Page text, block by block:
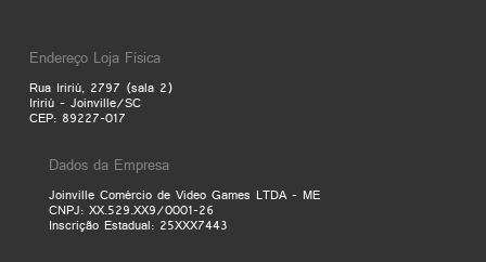
Endereço Loja Física
Rua Iririú, 2797 (sala 2)
Iririú - Joinville/SC
CEP: 89227-017
Dados da Empresa
Joinville Comércio de Video Games LTDA - ME
CNPJ: XX.529.XX9/0001-26
Inscrição Estadual: 25XXX7443